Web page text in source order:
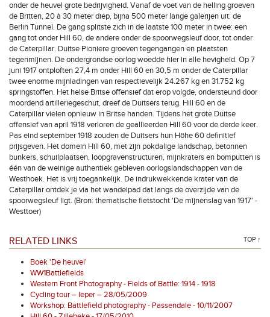
onder de heuvel grote bedrijvigheid. Vanaf de voet van de helling groeven
de Britten, 20 à 30 meter diep, bijna 500 meter lange galerijen uit: de
Berlin Tunnel. De gang splitste zich in de laatste 100 meter in twee: een
gang tot onder Hill 60, de andere onder de spoorwegsleuf door, tot onder
de Caterpillar. Duitse Pioniere groeven tegengangen en plaatsten
tegenmijnen. De ondergrondse oorlog woedde hier in alle hevigheid. Op 7
juni 1917 ontploften 27,4 m onder Hill 60 en 30,5 m onder de Caterpillar
twee enorme mijnladingen van respectievelijk 24.267 kg en 31.752 kg
springstoffen. Het helse Britse offensief dat erop volgde, ondersteund door
moordend artilleriegeschut, dreef de Duitsers terug. Hill 60 en de
Caterpillar vielen opnieuw in Britse handen. Tijdens het grote Duitse
offensief van april 1918 verloren de geallieerden Hill 60 voor de derde keer.
Pas eind september 1918 zouden de Duitsers hun Höhe 60 definitief
prijsgeven. Het domein Hill 60, met zijn pokdalige landschap, betonnen
bunkers, schuilplaatsen, loopgravenstructuren, mijnkraters en bomputten is
één van de weinige authentiek gebleven oorlogslandschappen van de
Westhoek. Het is vrij toegankelijk. De indrukwekkende krater van de
Caterpillar ontdek je via het wandelpad dat langs de overzijde van de
spoorwegsleuf ligt. (Bron: thematische fietstocht 'De mijnenslag van 1917' -
Westtoer)
RELATED LINKS TOP ↑
Boek 'De heuvel'
WW1Battlefields
Western Front Photography - Fields of Battle: 1914 - 1918
Cycling tour – Ieper – 28/05/2009
Workshop: Battlefield photography - Passendale - 10/11/2007